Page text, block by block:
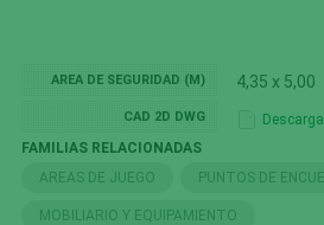
AREA DE SEGURIDAD (M) 4,35 x 5,00
CAD 2D DWG
FAMILIAS RELACIONADAS
AREAS DE JUEGO
PUNTOS DE
MOBILIARIO Y EQUIPAMIENTO